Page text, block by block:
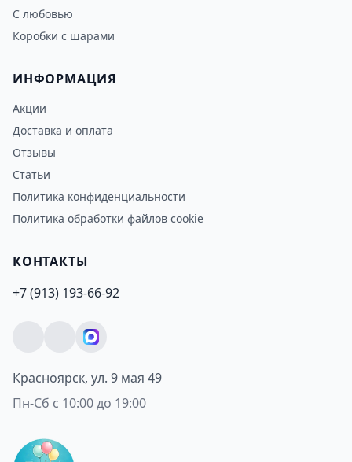
С любовью
Коробки с шарами
ИНФОРМАЦИЯ
Акции
Доставка и оплата
Отзывы
Статьи
Политика конфиденциальности
Политика обработки файлов cookie
КОНТАКТЫ
+7 (913) 193-66-92
Красноярск, ул. 9 мая 49
Пн-Сб с 10:00 до 19:00